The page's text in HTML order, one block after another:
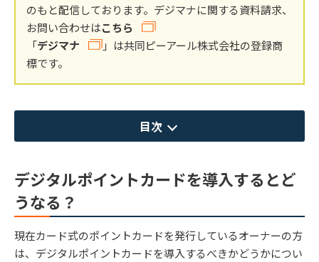
のもと配信しております。デジマナに関する資料請求、
お問い合わせはこちら
「デジマナ
」は共同ピーアール株式会社の登録商
標です。
目次
デジタルポイントカードを導入するとど
うなる？
現在カード式のポイントカードを発行しているオーナーの方
は、デジタルポイントカードを導入するべきかどうかについ